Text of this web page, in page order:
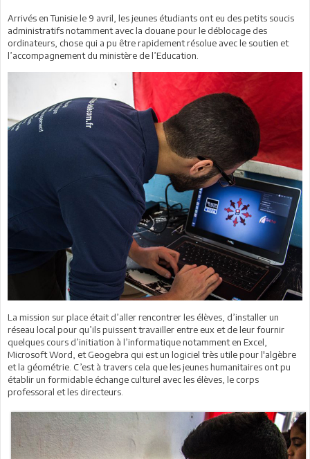
Arrivés en Tunisie le 9 avril, les jeunes étudiants ont eu des petits soucis
administratifs notamment avec la douane pour le déblocage des
ordinateurs, chose qui a pu être rapidement résolue avec le soutien et
l’accompagnement du ministère de l’Education.
La mission sur place était d’aller rencontrer les élèves, d’installer un
réseau local pour qu’ils puissent travailler entre eux et de leur fournir
quelques cours d’initiation à l’informatique notamment en Excel,
Microsoft Word, et Geogebra qui est un logiciel très utile pour l'algèbre
et la géométrie. C’est à travers cela que les jeunes humanitaires ont pu
établir un formidable échange culturel avec les élèves, le corps
professoral et les directeurs.